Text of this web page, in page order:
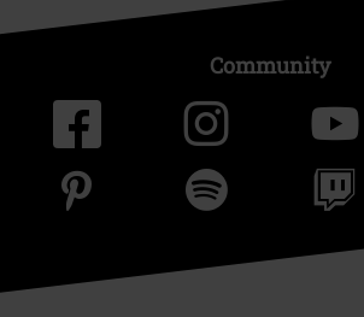
Community